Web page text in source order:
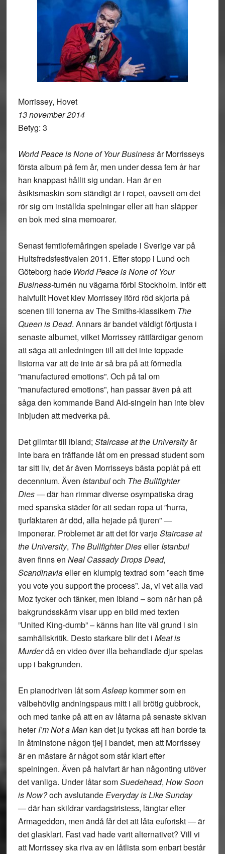
Morrissey, Hovet
13 november 2014
Betyg: 3
World Peace is None of Your Businessär Morrisseys
första album på fem år, men under dessa fem år har
han knappast hållit sig undan. Han är en
åsiktsmaskin som ständigt är i ropet, oavsett om det
rör sig om inställda spelningar eller att han släpper
en bok med sina memoarer.
Senast femtiofemåringen spelade i Sverige var på
Hultsfredsfestivalen 2011. Efter stopp i Lund och
Göteborg hade World Peace is None of Your
Business-turnén nu vägarna förbi Stockholm. Inför ett
halvfullt Hovet klev Morrissey iförd röd skjorta på
scenen till tonerna av The Smiths-klassikern The
Queen is Dead. Annars är bandet väldigt förtjusta i
senaste albumet, vilket Morrissey rättfärdigar genom
att säga att anledningen till att det inte toppade
listorna var att de inte är så bra på att förmedla
”manufactured emotions”. Och på tal om
”manufactured emotions”, han passar även på att
såga den kommande Band Aid-singeln han inte blev
inbjuden att medverka på.
Det glimtar till ibland; Staircase at the Universityär
inte bara en träffande låt om en pressad student som
tar sitt liv, det är även Morrisseys bästa poplåt på ett
decennium. Även Istanbuloch The Bullfighter
Dies— där han rimmar diverse osympatiska drag
med spanska städer för att sedan ropa ut ”hurra,
tjurfäktaren är död, alla hejade på tjuren” —
imponerar. Problemet är att det för varjeStaircase at
the University, The Bullfighter DiesellerIstanbul
även finns en Neal Cassady Drops Dead,
Scandinaviaeller en klumpig textrad som ”each time
you vote you support the process”. Ja, vi vet alla vad
Moz tycker och tänker, men ibland – som när han på
bakgrundsskärm visar upp en bild med texten
”United King-dumb” – känns han lite väl grund i sin
samhällskritik. Desto starkare blir det i Meat is
Murderdå en video över illa behandlade djur spelas
upp i bakgrunden.
En pianodriven låt somAsleepkommer som en
välbehövlig andningspaus mitt i all brötig gubbrock,
och med tanke på att en av låtarna på senaste skivan
heterI’m Not a Mankan det ju tyckas att han borde ta
in åtminstone någon tjej i bandet, men att Morrissey
är en mästare är något som står klart efter
spelningen. Även på halvfart är han någonting utöver
det vanliga. Under låtar somSuedehead, How Soon
is Now?och avslutandeEveryday is Like Sunday
—där han skildrar vardagstristess, längtar efter
Armageddon, men ändå får det att låta euforiskt — är
det glasklart. Fast vad hade varit alternativet? Vill vi
att Morrissey ska riva av en låtlista som enbart består